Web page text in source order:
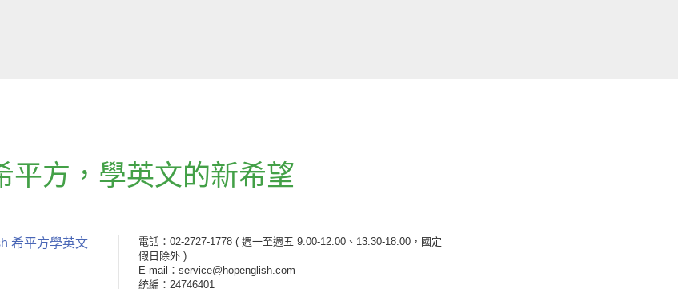
平方 ， 學英文的新希望
希平方學英文 電話：02-2727-1778 ( 週一至週五 9:00-12:00、13:30-18:00，國定
假日除外 )
E-mail：service@hopenglish.com
統編：24746401